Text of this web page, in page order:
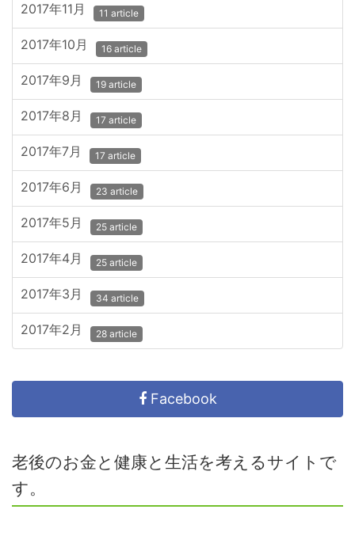
2017年11月 11 article
2017年10月 16 article
2017年9月 19 article
2017年8月 17 article
2017年7月 17 article
2017年6月 23 article
2017年5月 25 article
2017年4月 25 article
2017年3月 34 article
2017年2月 28 article
Facebook
老後のお金と健康と生活を考えるサイトで
す。